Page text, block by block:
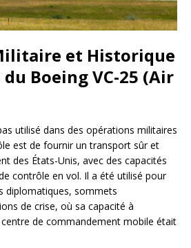
et Historique
Boeing VC-25 (Air
utilisé dans des opérations militaires
est de fournir un transport sûr et
des États-Unis, avec des capacités
contrôle en vol. Il a été utilisé pour
diplomatiques, sommets
de crise, où sa capacité à
de commandement mobile était